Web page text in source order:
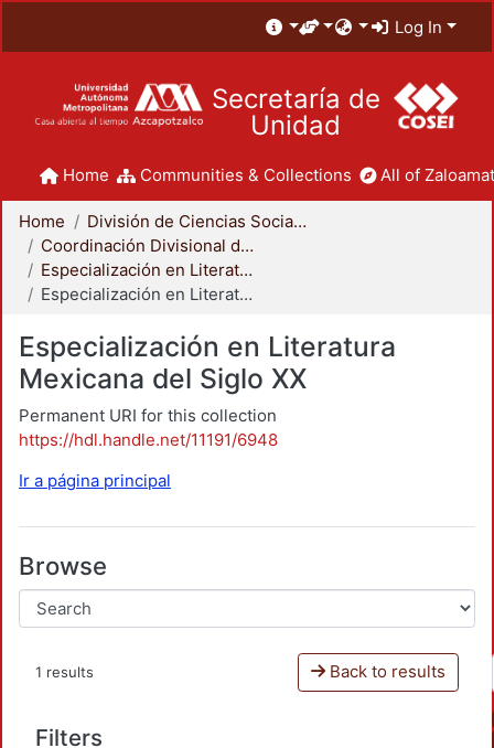
Log In
Secretaría de
Unidad
Home Communities & Collections All of
Home
División de Ciencias Sociales y Humanidades
Coordinación Divisional de Posgrado
Especialización en Literatura Mexicana del Siglo XX
Especialización en Literatura Mexicana del Siglo XX
Especialización en Literatura
Mexicana del Siglo XX
Permanent URI for this collection
https://hdl.handle.net/11191/6948
Ir a página principal
Browse
1 results Back to results
Filters